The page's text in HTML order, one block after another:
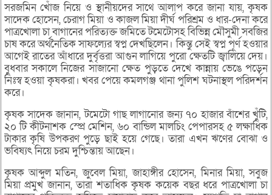
সরজমিন খোঁজ নিয়ে ও স্থানীয়দের সাথে আলাপ করে জানা যায়, কৃষক
সাদেক হোসেন, চেরাগ মিয়া ও কাজল মিয়া দীর্ঘ পরিশ্রম ও ধার-দেনা করে
পাত্রখোলা চা বাগানের পরিত্যক্ত জমিতে টমেটোসহ বিভিন্ন মৌসুমী সবজির
চাষ করে অর্থনৈতিক সাফল্যের স্বপ্ন দেখছিলেন। কিন্তু সেই স্বপ্ন পূর্ণ হওয়ার
আগেই রাতের আঁধারে দুর্বৃত্তরা আগুন লাগিয়ে পুরো ক্ষেতটি জ্বালিয়ে দেয়।
বুধবার সকালে নিজের সাজানো ক্ষেত পুড়তে দেখে কান্নায় ভেঙে পড়েন
নিঃস্ব হওয়া কৃষকরা। খবর পেয়ে কমলগঞ্জ থানা পুলিশ ঘটনাস্থল পরিদর্শন
করে।
কৃষক সাদেক জানান, টমেটো গাছ লাগানোর জন্য ৭০ হাজার বাঁশের খুঁটি,
২০ টি কীটনাশক স্প্রে মেশিন, ৬০ বান্ডিল মালচিং পেপারসহ ৫ লক্ষাধিক
টাকার কৃষি উপকরণ পুড়ে ছাই হয়ে গেছে। তারা এখন ঋণের বোঝা ও
ভবিষ্যৎ নিয়ে চরম দুশ্চিন্তায় আছেন।
কৃষক আব্দুল মতিন, জুবেল মিয়া, জাহাঙ্গীর হোসেন, মিনার মিয়া, সবুজ
মিয়া প্রমুখ জানান, তারা শতাধিক কৃষক কয়েক বছর ধরে পাত্রখোলা চা